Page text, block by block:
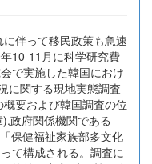
伴って移民政策も急速
10-11月に科学研究費
で実施した韓国におけ
に関する現地実態調査
要および韓国調査の位
政府関係機関である
保健福祉家族部多文化
て構成される。調査に